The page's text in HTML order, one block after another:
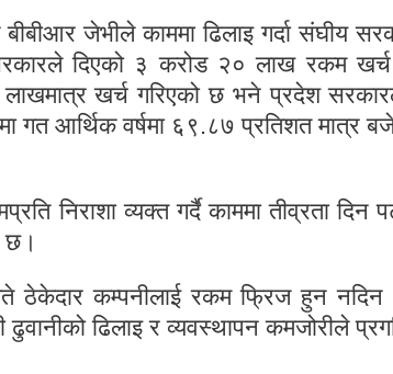
बीबीआर जेभीले काममा ढिलाइ गर्दा संघीय
दिएको ३ करोड २० लाख रकम
खर्च गरिएको छ भने प्रदेश
गत आर्थिक वर्षमा ६९.८७ प्रतिशत मात्र
निराशा व्यक्त गर्दै काममा तीव्रता
छ।
ठेकेदार कम्पनीलाई रकम फ्रिज हुन
ढिलाइ र व्यवस्थापन कमजोरीले